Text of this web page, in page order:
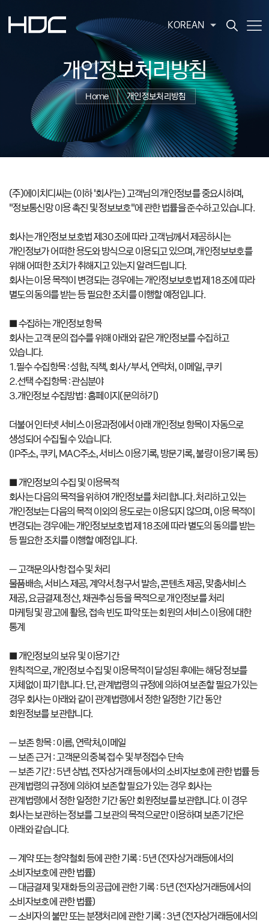
KOREAN
개인정보처리방침
Home 개인정보처리방침
(주)에이치디씨는 (이하 ‘회사’는) 고객님의 개인정보를 중요시하며,
“정보통신망 이용 촉진 및 정보보호”에 관한 법률을 준수하고 있습니다.
회사는 개인정보 보호법 제30조에 따라 고객님께서 제공하시는
개인정보가 어떠한 용도와 방식으로 이용되고 있으며, 개인정보보호를
위해 어떠한 조치가 취해지고 있는지 알려드립니다.
회사는 이용 목적이 변경되는 경우에는 개인정보보호법 제18조에 따라
별도의 동의를 받는 등 필요한 조치를 이행할 예정입니다.
■ 수집하는 개인정보 항목
회사는 고객 문의 접수를 위해 아래와 같은 개인정보를 수집하고
있습니다.
1.필수 수집항목 : 성함, 직책, 회사/부서, 연락처, 이메일, 쿠키
2.선택 수집항목 : 관심분야
3.개인정보 수집방법 : 홈페이지(문의하기)
더불어 인터넷 서비스 이용과정에서 아래 개인정보 항목이 자동으로
생성되어 수집될 수 있습니다.
(IP주소, 쿠키, MAC주소, 서비스 이용기록, 방문기록, 불량 이용기록 등)
■ 개인정보의 수집 및 이용목적
회사는 다음의 목적을 위하여 개인정보를 처리합니다. 처리하고 있는
개인정보는 다음의 목적 이외의 용도로는 이용되지 않으며, 이용 목적이
변경되는 경우에는 개인정보보호법 제18조에 따라 별도의 동의를 받는
등 필요한 조치를 이행할 예정입니다.
– 고객문의사항 접수 및 처리
물품배송, 서비스 제공, 계약서․청구서 발송, 콘텐츠 제공, 맞춤서비스
제공, 요금결제․정산, 채권추심 등을 목적으로 개인정보를 처리
마케팅 및 광고에 활용, 접속 빈도 파악 또는 회원의 서비스 이용에 대한
통계
■ 개인정보의 보유 및 이용기간
원칙적으로, 개인정보 수집 및 이용목적이 달성된 후에는 해당 정보를
지체없이 파기합니다. 단, 관계법령의 규정에 의하여 보존할 필요가 있는
경우 회사는 아래와 같이 관계법령에서 정한 일정한 기간 동안
회원정보를 보관합니다.
– 보존 항목 : 이름, 연락처,이메일
– 보존 근거 : 고객문의 중복 접수 및 부정접수 단속
– 보존 기간 : 5년 상법, 전자상거래 등에서의 소비자보호에 관한 법률 등
관계법령의 규정에 의하여 보존할 필요가 있는 경우 회사는
관계법령에서 정한 일정한 기간 동안 회원정보를 보관합니다. 이 경우
회사는 보관하는 정보를 그 보관의 목적으로만 이용하며 보존기간은
아래와 같습니다.
– 계약 또는 청약철회 등에 관한 기록 : 5년 (전자상거래등에서의
소비자보호에 관한 법률)
– 대금결제 및 재화 등의 공급에 관한 기록 : 5년 (전자상거래등에서의
소비자보호에 관한 법률)
– 소비자의 불만 또는 분쟁처리에 관한 기록 : 3년 (전자상거래등에서의